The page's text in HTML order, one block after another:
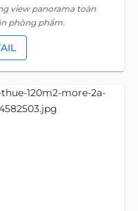
view panorama toàn
phòng phẩm.